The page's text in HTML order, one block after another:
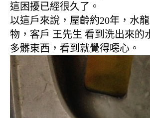
這困擾已經很久了。
以這戶來說，屋齡約20年，水
物，客戶 王先生 看到洗出來的
多髒東西，看到就覺得噁心。